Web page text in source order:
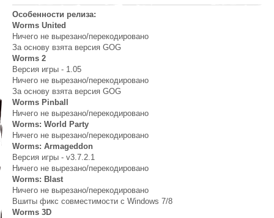
Особенности релиза:
Worms United
Ничего не вырезано/перекодировано
За основу взята версия GOG
Worms 2
Версия игры - 1.05
Ничего не вырезано/перекодировано
За основу взята версия GOG
Worms Pinball
Ничего не вырезано/перекодировано
Worms: World Party
Ничего не вырезано/перекодировано
Worms: Armageddon
Версия игры - v3.7.2.1
Ничего не вырезано/перекодировано
Worms: Blast
Ничего не вырезано/перекодировано
Вшиты фикс совместимости с Windows 7/8
Worms 3D